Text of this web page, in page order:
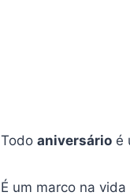
Todo aniversárioé
É um marco na